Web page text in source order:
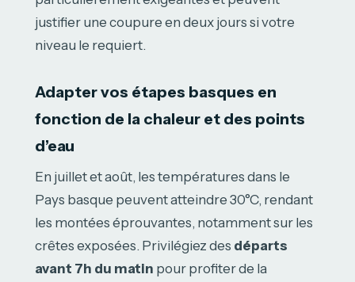
justifier une coupure en deux jours si votre
niveau le requiert.
Adapter vos étapes basques en
fonction de la chaleur et des points
d’eau
En juillet et août, les températures dans le
Pays basque peuvent atteindre 30°C, rendant
les montées éprouvantes, notamment sur les
crêtes exposées. Privilégiez des départs
avant 7h du matin pour profiter de la